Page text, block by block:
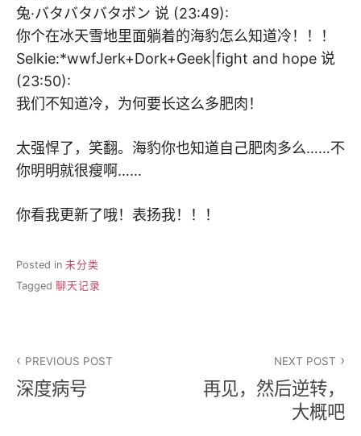
兔·バタバタバタボン 说 (23:49):
你个在冰天雪地里面躺着的海豹怎么知道冷！！！
Selkie:*wwfJerk+Dork+Geek|fight and hope 说
(23:50):
我们不知道冷，为何要长这么多肥肉！
太强悍了，笑翻。海豹你也知道自己肥肉多么……不
你明明就很瘦啊……
你看我更新了哦！表扬我！！！
Posted in 未分类
Tagged 聊天记录
章
PREVIOUS POST
深度病号
NEXT POST
再见，然后逆转，
大概吧